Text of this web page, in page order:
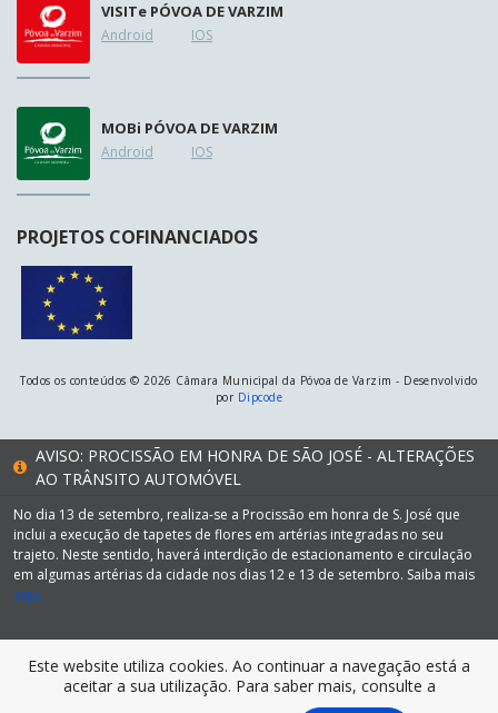
VISITe PÓVOA DE VARZIM
Android IOS
MOBi PÓVOA DE VARZIM
Android IOS
PROJETOS COFINANCIADOS
Todos os conteúdos © 2026 Câmara Municipal da Póvoa de Varzim - Desenvolvido
por Dipcode
AVISO: PROCISSÃO EM HONRA DE SÃO JOSÉ - ALTERAÇÕES
AO TRÂNSITO AUTOMÓVEL
No dia 13 de setembro, realiza-se a Procissão em honra de S. José que
inclui a execução de tapetes de flores em artérias integradas no seu
trajeto. Neste sentido, haverá interdição de estacionamento e circulação
em algumas artérias da cidade nos dias 12 e 13 de setembro. Saiba mais
aqui.
Este website utiliza cookies. Ao continuar a navegação está a
aceitar a sua utilização. Para saber mais, consulte a